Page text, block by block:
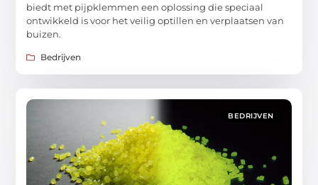
biedt met pijpklemmen een oplossing die speciaal
ontwikkeld is voor het veilig optillen en verplaatsen van
buizen.
Bedrijven
BEDRIJVEN